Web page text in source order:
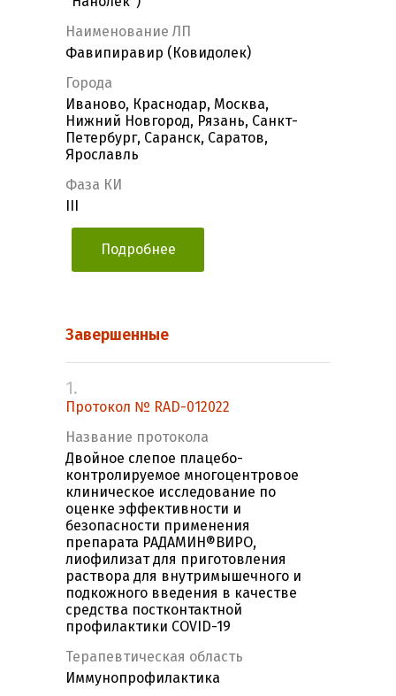
Наименование ЛП
Фавипиравир (Ковидолек)
Города
Иваново, Краснодар, Москва,
Нижний Новгород, Рязань, Санкт-
Петербург, Саранск, Саратов,
Ярославль
Фаза КИ
Подробнее
Завершенные
1.
Протокол № RAD-012022
Название протокола
Двойное слепое плацебо-
контролируемое многоцентровое
клиническое исследование по
оценке эффективности и
безопасности применения
препарата РАДАМИН®ВИРО,
лиофилизат для приготовления
раствора для внутримышечного и
подкожного введения в качестве
средства постконтактной
профилактики COVID-19
Терапевтическая область
Иммунопрофилактика